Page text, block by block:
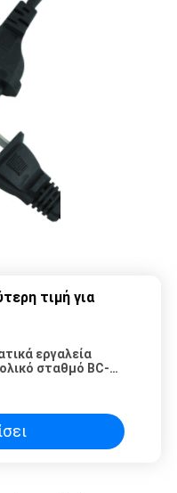
τιμή για
εργαλεία
σταθμό BC-